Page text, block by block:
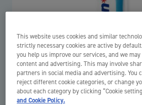
This website uses cookies and similar
strictly necessary cookies are active by
you help us improve our services, and we
content and advertising. This may involve
partners in social media and advertising. You
reject different cookie categories, or change
about each category by clicking “Cookie
and Cookie Policy.